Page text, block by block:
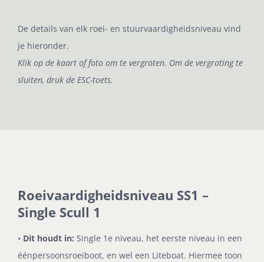
De details van elk roei- en stuurvaardigheidsniveau vind
je hieronder.
Klik op de kaart of foto om te vergroten. Om de vergroting te
sluiten, druk de ESC-toets.
Roeivaardigheidsniveau SS1 –
Single Scull 1
• Dit houdt in: Single 1e niveau, het eerste niveau in een
éénpersoonsroeiboot, en wel een Liteboat. Hiermee toon